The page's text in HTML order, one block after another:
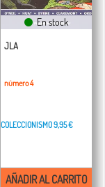
En stock
JLA
número 4
COLECCIONISMO9,95 €
AÑADIR AL CARRITO